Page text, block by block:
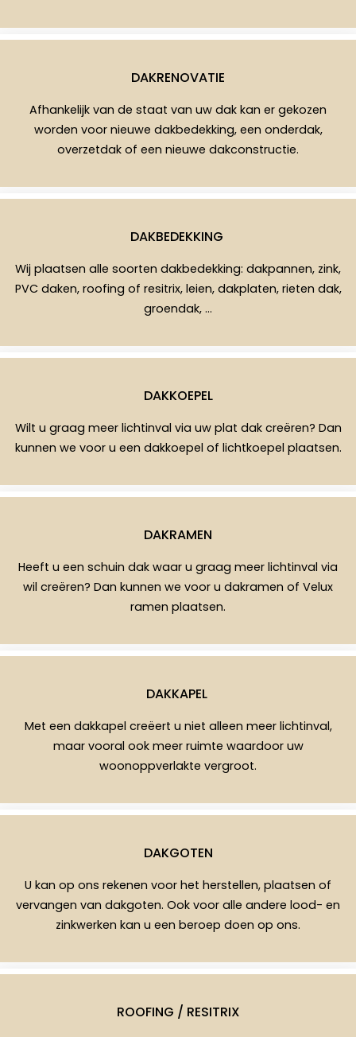
DAKRENOVATIE
Afhankelijk van de staat van uw dak kan er gekozen
worden voor nieuwe dakbedekking, een onderdak,
overzetdak of een nieuwe dakconstructie.
DAKBEDEKKING
Wij plaatsen alle soorten dakbedekking: dakpannen, zink,
PVC daken, roofing of resitrix, leien, dakplaten, rieten dak,
groendak, …
DAKKOEPEL
Wilt u graag meer lichtinval via uw plat dak creëren? Dan
kunnen we voor u een dakkoepel of lichtkoepel plaatsen.
DAKRAMEN
Heeft u een schuin dak waar u graag meer lichtinval via
wil creëren? Dan kunnen we voor u dakramen of Velux
ramen plaatsen.
DAKKAPEL
Met een dakkapel creëert u niet alleen meer lichtinval,
maar vooral ook meer ruimte waardoor uw
woonoppverlakte vergroot.
DAKGOTEN
U kan op ons rekenen voor het herstellen, plaatsen of
vervangen van dakgoten. Ook voor alle andere lood- en
zinkwerken kan u een beroep doen op ons.
ROOFING / RESITRIX